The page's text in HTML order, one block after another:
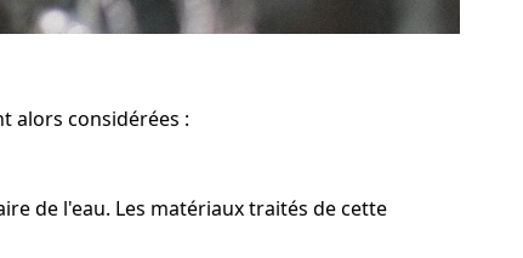
alors considérées :
de l'eau. Les matériaux traités de cette